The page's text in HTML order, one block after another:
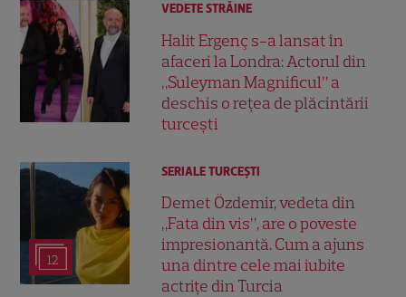
VEDETE STRĂINE
Halit Ergenç s-a lansat în
afaceri la Londra: Actorul din
„Suleyman Magnificul” a
deschis o rețea de plăcintării
turcești
12
SERIALE TURCEŞTI
Demet Özdemir, vedeta din
„Fata din vis”, are o poveste
impresionantă. Cum a ajuns
una dintre cele mai iubite
actrițe din Turcia